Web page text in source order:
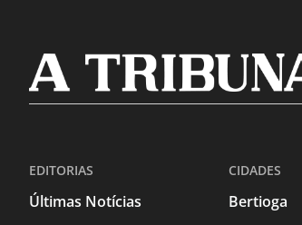
EDITORIAS
Últimas Notícias
CIDADES
Bertioga